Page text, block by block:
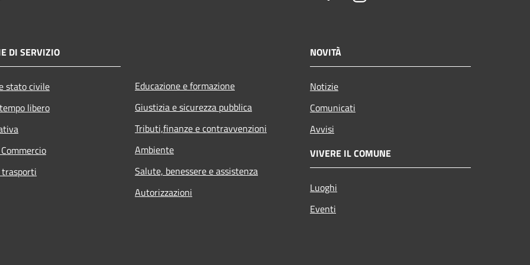
DI SERVIZIO
stato civile
libero
Educazione e formazione
Giustizia e sicurezza pubblica
Tributi,finanze e contravvenzioni
Ambiente
Salute, benessere e assistenza
Autorizzazioni
NOVITÀ
Notizie
Comunicati
Avvisi
VIVERE IL COMUNE
Luoghi
Eventi